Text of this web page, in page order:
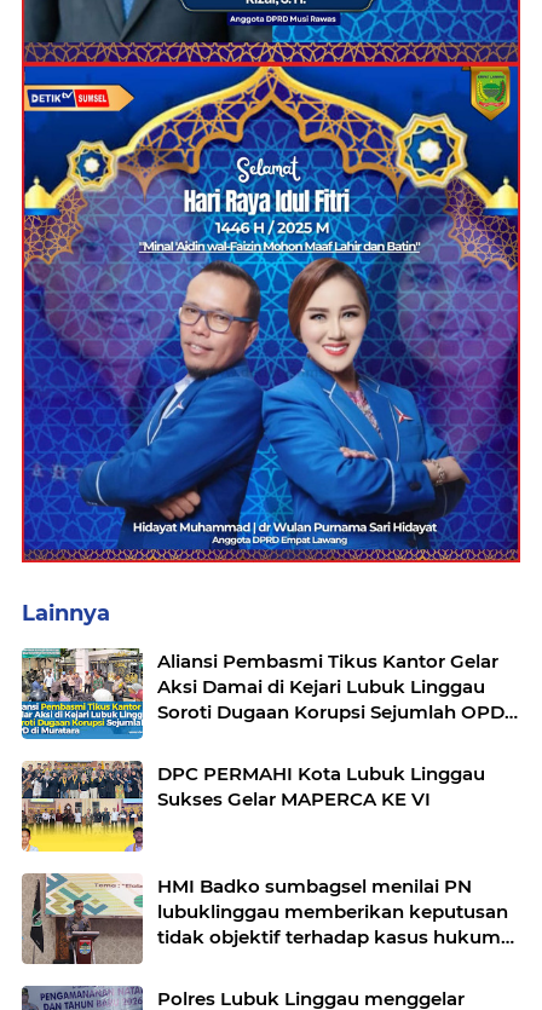
Lainnya
Aliansi Pembasmi Tikus Kantor Gelar
Aksi Damai di Kejari Lubuk Linggau
Soroti Dugaan Korupsi Sejumlah OPD
DPC PERMAHI Kota Lubuk Linggau
Sukses Gelar MAPERCA KE VI
HMI Badko sumbagsel menilai PN
lubuklinggau memberikan keputusan
tidak objektif terhadap kasus hukum
Polres Lubuk Linggau menggelar